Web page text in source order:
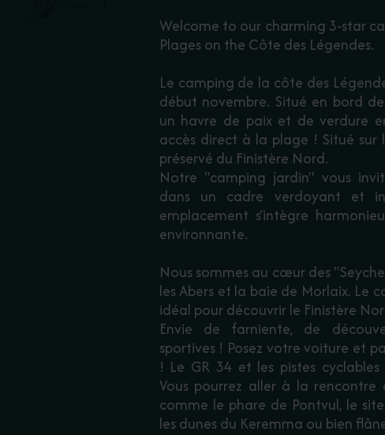
Welcome to our charming 3-star
Plages on the Côte des Légendes.
Le camping de la côte des
début novembre. Situé en bord
un havre de paix et de verdure
accès direct à la plage ! Situé
préservé du Finistère Nord.
Notre "camping jardin" vous
dans un cadre verdoyant et
emplacement s’intègre
environnante.
Nous sommes au cœur des
les Abers et la baie de Morlaix. Le
idéal pour découvrir le Finistère
Envie de farniente, de
sportives ! Posez votre voiture et
! Le GR 34 et les pistes
Vous pourrez aller à la rencontre
comme le phare de Pontvul, le
les dunes du Keremma ou bien